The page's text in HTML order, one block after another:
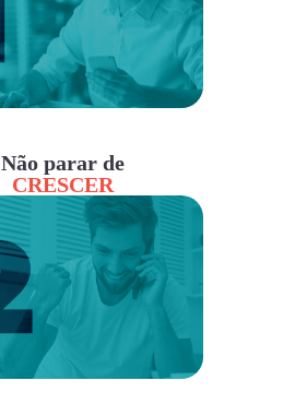
Não parar de
CRESCER